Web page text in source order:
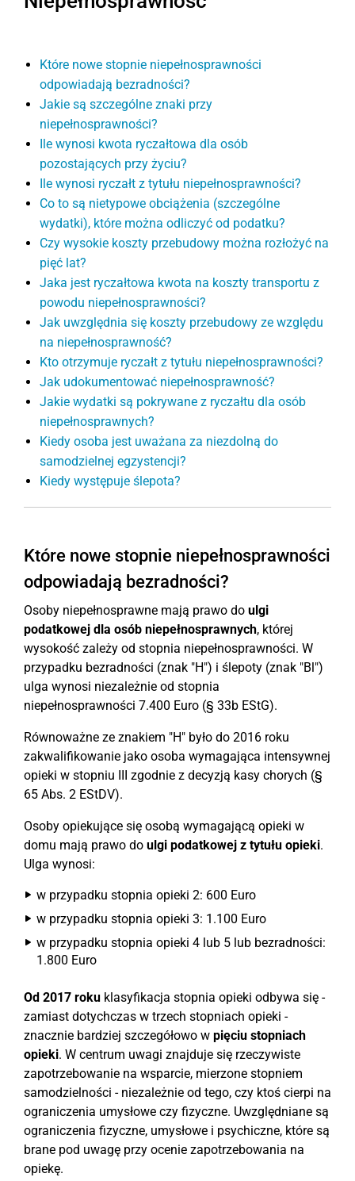
Które nowe stopnie niepełnosprawności
odpowiadają bezradności?
Jakie są szczególne znaki przy
niepełnosprawności?
Ile wynosi kwota ryczałtowa dla osób
pozostających przy życiu?
Ile wynosi ryczałt z tytułu niepełnosprawności?
Co to są nietypowe obciążenia (szczególne
wydatki), które można odliczyć od podatku?
Czy wysokie koszty przebudowy można rozłożyć na
pięć lat?
Jaka jest ryczałtowa kwota na koszty transportu z
powodu niepełnosprawności?
Jak uwzględnia się koszty przebudowy ze względu
na niepełnosprawność?
Kto otrzymuje ryczałt z tytułu niepełnosprawności?
Jak udokumentować niepełnosprawność?
Jakie wydatki są pokrywane z ryczałtu dla osób
niepełnosprawnych?
Kiedy osoba jest uważana za niezdolną do
samodzielnej egzystencji?
Kiedy występuje ślepota?
Które nowe stopnie niepełnosprawności
odpowiadają bezradności?
Osoby niepełnosprawne mają prawo do ulgi
podatkowej dla osób niepełnosprawnych, której
wysokość zależy od stopnia niepełnosprawności. W
przypadku bezradności (znak "H") i ślepoty (znak "Bl")
ulga wynosi niezależnie od stopnia
niepełnosprawności 7.400 Euro (§ 33b EStG).
Równoważne ze znakiem "H" było do 2016 roku
zakwalifikowanie jako osoba wymagająca intensywnej
opieki w stopniu III zgodnie z decyzją kasy chorych (§
65 Abs. 2 EStDV).
Osoby opiekujące się osobą wymagającą opieki w
domu mają prawo do ulgi podatkowej z tytułu opieki.
Ulga wynosi:
w przypadku stopnia opieki 2: 600 Euro
w przypadku stopnia opieki 3: 1.100 Euro
w przypadku stopnia opieki 4 lub 5 lub bezradności:
1.800 Euro
Od 2017 roku klasyfikacja stopnia opieki odbywa się -
zamiast dotychczas w trzech stopniach opieki -
znacznie bardziej szczegółowo w pięciu stopniach
opieki. W centrum uwagi znajduje się rzeczywiste
zapotrzebowanie na wsparcie, mierzone stopniem
samodzielności - niezależnie od tego, czy ktoś cierpi na
ograniczenia umysłowe czy fizyczne. Uwzględniane są
ograniczenia fizyczne, umysłowe i psychiczne, które są
brane pod uwagę przy ocenie zapotrzebowania na
opiekę.